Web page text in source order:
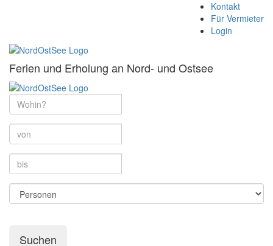
Kontakt
Für Vermieter
Login
Ferien und Erholung an Nord- und Ostsee
Suchen